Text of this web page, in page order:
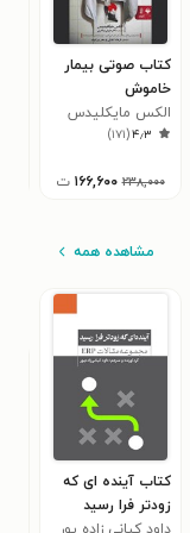
کتاب صوتی بیمار
خاموش
الکس مایکلیدس
۴٫۳(۱۷۱)
۲۳۸,۰۰۰ ۱۶۶,۶۰۰ ت
مشاهده همه
کتاب آینده ای که
زودتر فرا رسید